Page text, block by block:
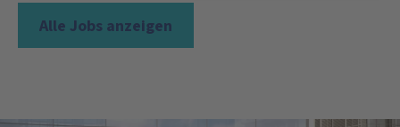
Alle Jobs anzeigen